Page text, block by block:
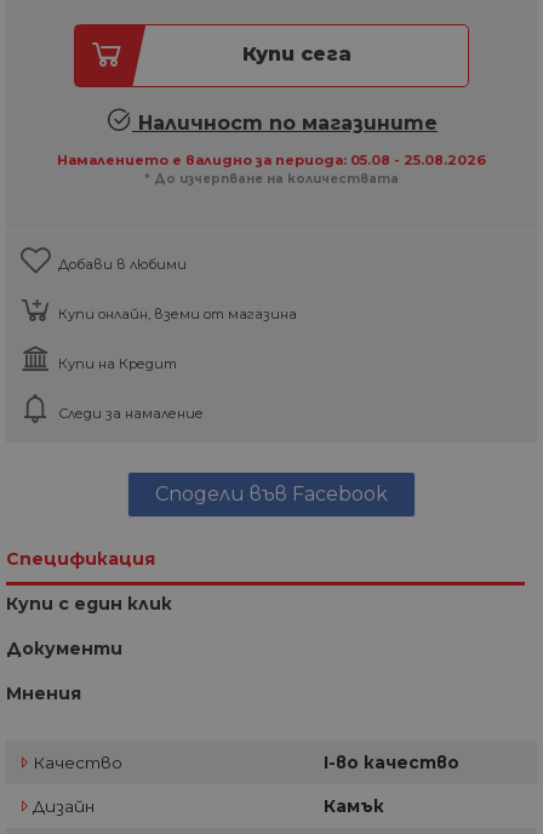
Купи сега
Наличност по магазините
Намалението е валидно за периода: 05.08 - 25.08.2026
* До изчерпване на количествата
Добави в любими
Купи онлайн, вземи от магазина
Купи на Кредит
Следи за намаление
Сподели във Facebook
Спецификация
Купи с един клик
Документи
Мнения
Качество I-во качество
Дизайн Камък